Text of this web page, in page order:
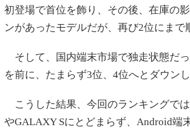
初登場で首位を飾り、その後、在庫の
ンがあったモデルだが、再び2位にまで
そして、国内端末市場で独走状態だっ
を前に、たまらず3位、4位へとダウンし
こうした結果、今回のランキングで
やGALAXY Sにとどまらず、Android端